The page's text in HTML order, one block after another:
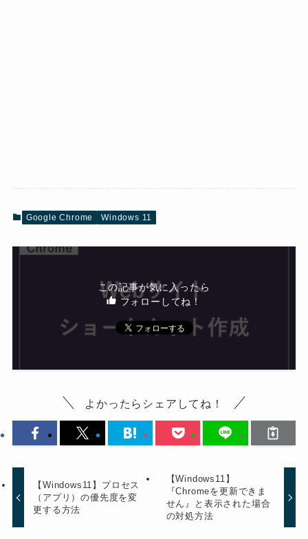
Google Chrome Windows 11
この記事が気に入ったら
フォローしてね！
よかったらシェアしてね！
【Windows11】プロセス
（アプリ）の優先度を変
更する方法
【Windows11】
『Chromeを更新できま
せん』と表示された場合
の対処方法